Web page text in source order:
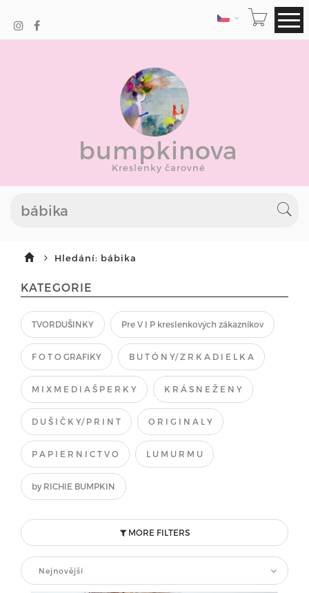
JAZYK
bumpkinova
Kreslenky čarovné
Hledání: bábika
KATEGORIE
TVORDUŠINKY Pre V I P kreslenkových zákazníkov
F O T O GRAFIKY B U T Ó N Y/ Z R K A D I E L K A
M I X M E D I A Š P E R K Y K R Á S N E Ž E N Y
D U Š I Č K Y/ P R I N T O R I G I N A L Y
P A P I E R N I C T V O L U M U R M U
by RICHIE BUMPKIN
MORE FILTERS
Nejnovější